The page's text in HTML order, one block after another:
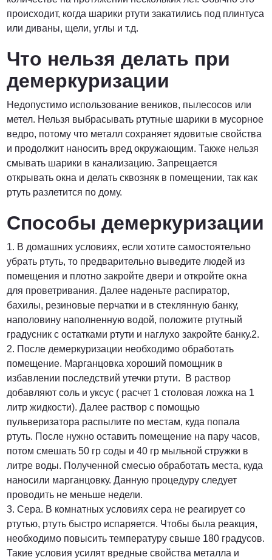
Договорная
происходит, когда шарики ртути закатились под плинтуса
или диваны, щели, углы и т.д.
Что нельзя делать при
демеркуризации
Недопустимо использование веников, пылесосов или
метел. Нельзя выбрасывать ртутные шарики в мусорное
ведро, потому что металл сохраняет ядовитые свойства
и продолжит наносить вред окружающим. Также нельзя
смывать шарики в канализацию. Запрещается
открывать окна и делать сквозняк в помещении, так как
ртуть разлетится по дому.
Способы демеркуризации
1. В домашних условиях, если хотите самостоятельно
убрать ртуть, то предварительно выведите людей из
помещения и плотно закройте двери и откройте окна
для проветривания. Далее наденьте распиратор,
бахилы, резиновые перчатки и в стеклянную банку,
наполовину наполненную водой, положите ртутный
градусник с остатками ртути и наглухо закройте банку.2.
2. После демеркуризации необходимо обработать
помещение. Марганцовка хороший помощник в
избавлении последствий утечки ртути. В раствор
добавляют соль и уксус ( расчет 1 столовая ложка на 1
литр жидкости). Далее раствор с помощью
пульверизатора распылите по местам, куда попала
ртуть. После нужно оставить помещение на пару часов,
потом смешать 50 гр соды и 40 гр мыльной стружки в
литре воды. Полученной смесью обработать места, куда
наносили марганцовку. Данную процедуру следует
проводить не меньше недели.
3. Сера. В комнатных условиях сера не реагирует со
ртутью, ртуть быстро испаряется. Чтобы была реакция,
необходимо повысить температуру свыше 180 градусов.
Такие условия усилят вредные свойства металла и